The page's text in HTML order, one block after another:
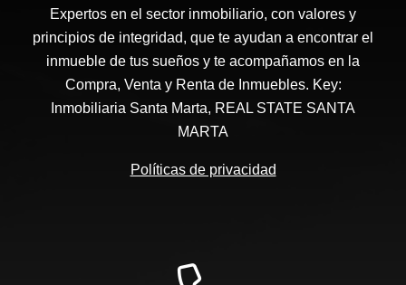
Expertos en el sector inmobiliario, con valores y
principios de integridad, que te ayudan a encontrar el
inmueble de tus sueños y te acompañamos en la
Compra, Venta y Renta de Inmuebles. Key:
Inmobiliaria Santa Marta, REAL STATE SANTA
MARTA
Políticas de privacidad